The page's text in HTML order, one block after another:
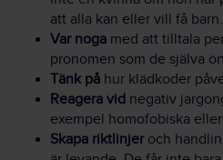
att alla kan eller vill få barn.
Var noga med att tilltala
pronomen som de själva
Tänk på hur klädkoder
Reagera vid negativ
exempel homofobiska
Skapa riktlinjeroch